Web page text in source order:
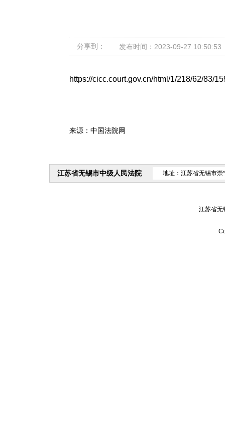
分享到： 发布时间：2023-09-27 10:50:53
https://cicc.court.gov.cn/html/1/218/62/83/
来源：中国法院网
江苏省无锡市中级人民法院 地址：江苏省无锡市崇
江苏省无